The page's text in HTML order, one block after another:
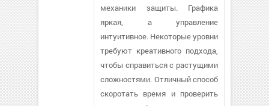
механики защиты. Графика
яркая, а управление
интуитивное. Некоторые уровни
требуют креативного подхода,
чтобы справиться с растущими
сложностями. Отличный способ
скоротать время и проверить